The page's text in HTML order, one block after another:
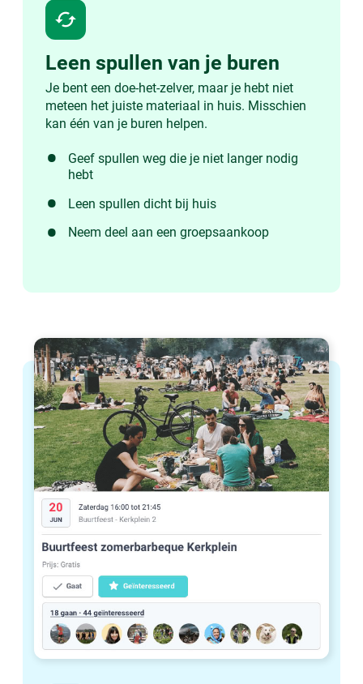
cached
Leen spullen van je buren
Je bent een doe-het-zelver, maar je hebt niet
meteen het juiste materiaal in huis. Misschien
kan één van je buren helpen.
Geef spullen weg die je niet langer nodig
hebt
Leen spullen dicht bij huis
Neem deel aan een groepsaankoop